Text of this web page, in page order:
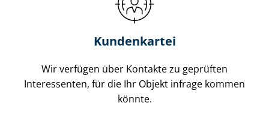
Kundenkartei
Wir verfügen über Kontakte zu geprüften
Interessenten, für die Ihr Objekt infrage kommen
könnte.